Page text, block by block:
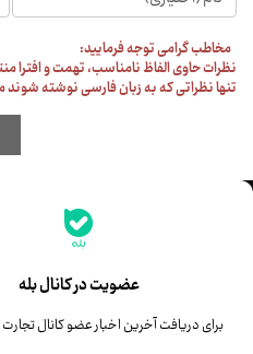
عضویت در کانال بله
برای دریافت آخرین اخبار عضو کانال
جدیدترین قیمت‌ها